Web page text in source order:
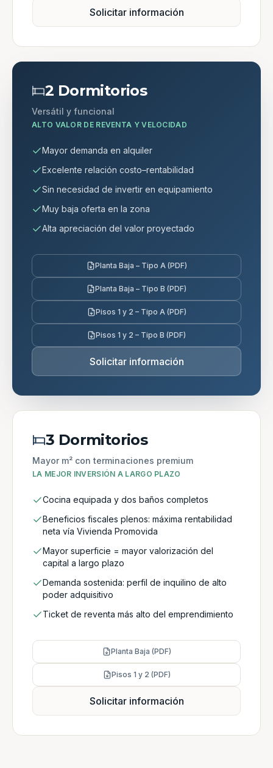
Solicitar información
2 Dormitorios
Versátil y funcional
ALTO VALOR DE REVENTA Y VELOCIDAD
Mayor demanda en alquiler
Excelente relación costo–rentabilidad
Sin necesidad de invertir en equipamiento
Muy baja oferta en la zona
Alta apreciación del valor proyectado
Planta Baja – Tipo A (PDF)
Planta Baja – Tipo B (PDF)
Pisos 1 y 2 – Tipo A (PDF)
Pisos 1 y 2 – Tipo B (PDF)
Solicitar información
3 Dormitorios
Mayor m² con terminaciones premium
LA MEJOR INVERSIÓN A LARGO PLAZO
Cocina equipada y dos baños completos
Beneficios fiscales plenos: máxima rentabilidad
neta vía Vivienda Promovida
Mayor superficie = mayor valorización del
capital a largo plazo
Demanda sostenida: perfil de inquilino de alto
poder adquisitivo
Ticket de reventa más alto del emprendimiento
Planta Baja (PDF)
Pisos 1 y 2 (PDF)
Solicitar información